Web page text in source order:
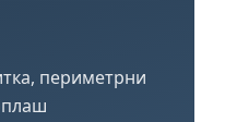
периметрни